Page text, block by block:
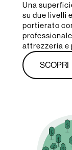
Una
su due livelli
portierato
attrezzeria e
SCOPRI